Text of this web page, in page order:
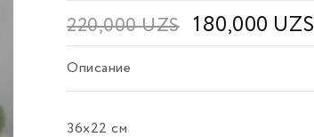
220,000UZS 180,000 UZS
Описание
36х22 см